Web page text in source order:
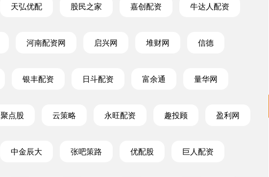
天弘优配 股民之家 嘉创配资 牛达人配资
河南配资网 启兴网 堆财网 信德
银丰配资 日斗配资 富余通 量华网
聚点股 云策略 永旺配资 趣投顾 盈利网
中金辰大 张吧策路 优配股 巨人配资